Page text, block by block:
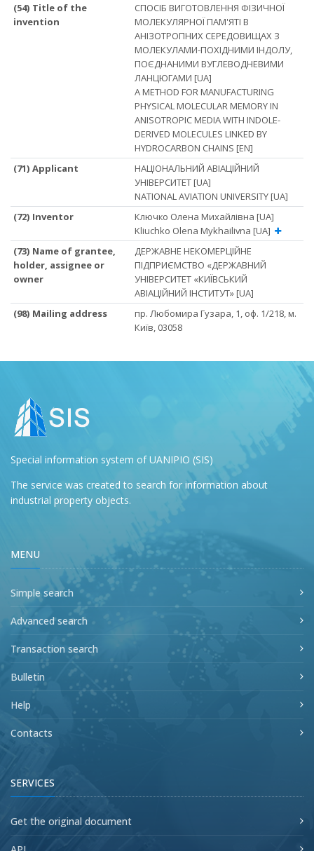
(54) Title of the
invention
СПОСІБ ВИГОТОВЛЕННЯ ФІЗИЧНОЇ
МОЛЕКУЛЯРНОЇ ПАМ'ЯТІ В
АНІЗОТРОПНИХ СЕРЕДОВИЩАХ З
МОЛЕКУЛАМИ-ПОХІДНИМИ ІНДОЛУ,
ПОЄДНАНИМИ ВУГЛЕВОДНЕВИМИ
ЛАНЦЮГАМИ [UA]
A METHOD FOR MANUFACTURING
PHYSICAL MOLECULAR MEMORY IN
ANISOTROPIC MEDIA WITH INDOLE-
DERIVED MOLECULES LINKED BY
HYDROCARBON CHAINS [EN]
(71) Applicant
НАЦІОНАЛЬНИЙ АВІАЦІЙНИЙ
УНІВЕРСИТЕТ [UA]
NATIONAL AVIATION UNIVERSITY [UA]
(72) Inventor
Ключко Олена Михайлівна [UA]
Kliuchko Olena Mykhailivna [UA]
(73) Name of grantee,
holder, assignee or
owner
ДЕРЖАВНЕ НЕКОМЕРЦІЙНЕ
ПІДПРИЄМСТВО «ДЕРЖАВНИЙ
УНІВЕРСИТЕТ «КИЇВСЬКИЙ
АВІАЦІЙНИЙ ІНСТИТУТ» [UA]
(98) Mailing address
пр. Любомира Гузара, 1, оф. 1/218, м.
Київ, 03058
Special information system of UANIPIO (SIS)
The service was created to search for information about
industrial property objects.
MENU
Simple search
Advanced search
Transaction search
Bulletin
Help
Contacts
SERVICES
Get the original document